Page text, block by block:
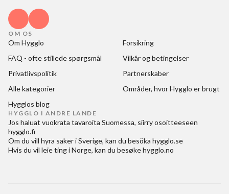
OM OS
Om Hygglo
Forsikring
FAQ - ofte stillede spørgsmål
Vilkår og betingelser
Privatlivspolitik
Partnerskaber
Alle kategorier
Områder, hvor Hygglo er brugt
Hygglos blog
HYGGLO I ANDRE LANDE
Jos haluat vuokrata tavaroita Suomessa, siirry osoitteeseen
hygglo.fi
Om du vill hyra saker i Sverige, kan du besöka hygglo.se
Hvis du vil leie ting i Norge, kan du besøkehygglo.no